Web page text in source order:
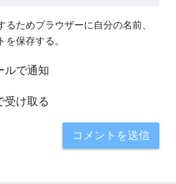
るためブラウザーに自分の名前、
を保存する。
ルで通知
受け取る